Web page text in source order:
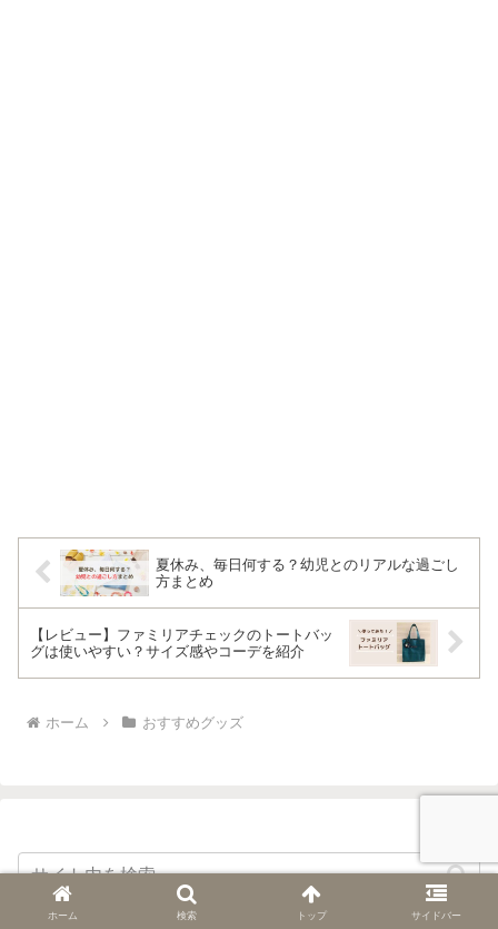
夏休み、毎日何する？幼児とのリアルな過ごし
方まとめ
【レビュー】ファミリアチェックのトートバッ
グは使いやすい？サイズ感やコーデを紹介
ホーム おすすめグッズ
ホーム 検索 トップ サイドバー